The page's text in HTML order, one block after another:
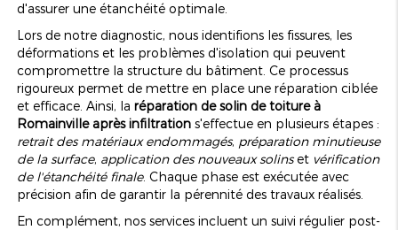
d'assurer une étanchéité optimale.
Lors de notre diagnostic, nous identifions les fissures, les
déformations et les problèmes d'isolation qui peuvent
compromettre la structure du bâtiment. Ce processus
rigoureux permet de mettre en place une réparation ciblée
et efficace. Ainsi, la réparation de solin de toiture à
Romainville après infiltrations'effectue en plusieurs étapes :
retrait des matériaux endommagés, préparation minutieuse
de la surface, application des nouveaux solinset vérification
de l'étanchéité finale. Chaque phase est exécutée avec
précision afin de garantir la pérennité des travaux réalisés.
En complément, nos services incluent un suivi régulier post-